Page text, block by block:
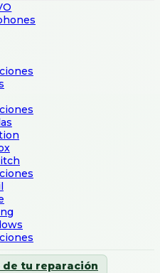
de tu reparación